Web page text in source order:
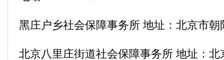
黑庄户乡社会保障事务所 地址：北京市朝
北京八里庄街道社会保障事务所 地址：